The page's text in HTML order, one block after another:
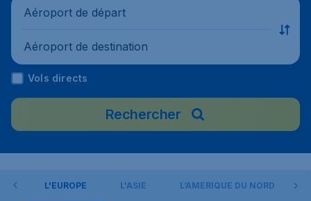
Aéroport de départ
Aéroport de destination
Vols directs
Rechercher
L'EUROPE L'ASIE L’AMÉRIQUE DU NORD